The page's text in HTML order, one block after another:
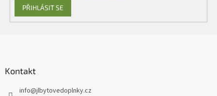
PŘIHLÁSIT SE
Kontakt
info@jlbytovedoplnky.cz